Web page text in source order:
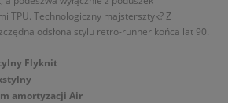
TPU. Technologiczny majstersztyk? Z
odsłona stylu retro-runner końca lat 90.
Flyknit
amortyzacji Air